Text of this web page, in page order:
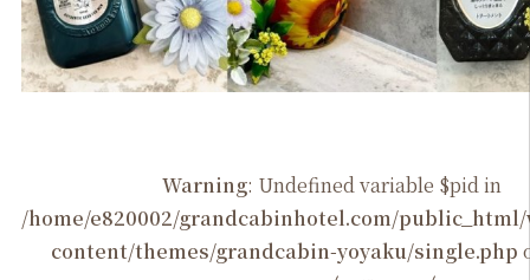
Warning: Undefined variable $pid in
/home/e820002/grandcabinhotel.com/
content/themes/grandcabin-yoyaku/single.php